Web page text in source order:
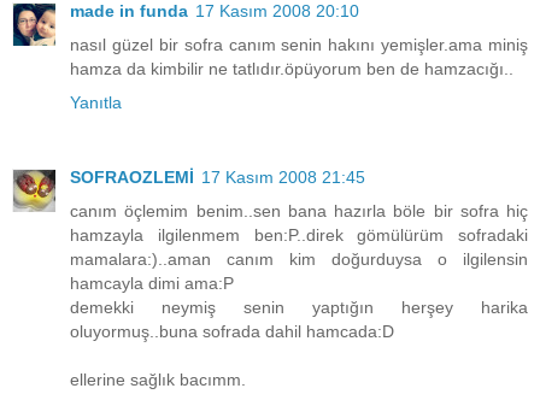
made in funda 17 Kasım 2008 20:10
nasıl güzel bir sofra canım senin hakını yemişler.ama miniş
hamza da kimbilir ne tatlıdır.öpüyorum ben de hamzacığı..
Yanıtla
SOFRAOZLEMİ 17 Kasım 2008 21:45
canım öçlemim benim..sen bana hazırla böle bir sofra hiç
hamzayla ilgilenmem ben:P..direk gömülürüm sofradaki
mamalara:)..aman canım kim doğurduysa o ilgilensin
hamcayla dimi ama:P
demekki neymiş senin yaptığın herşey harika
oluyormuş..buna sofrada dahil hamcada:D
ellerine sağlık bacımm.